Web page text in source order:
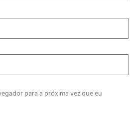
para a próxima vez que eu